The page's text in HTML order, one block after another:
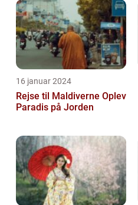
16 januar 2024
Rejse til Maldiverne Oplev
Paradis på Jorden